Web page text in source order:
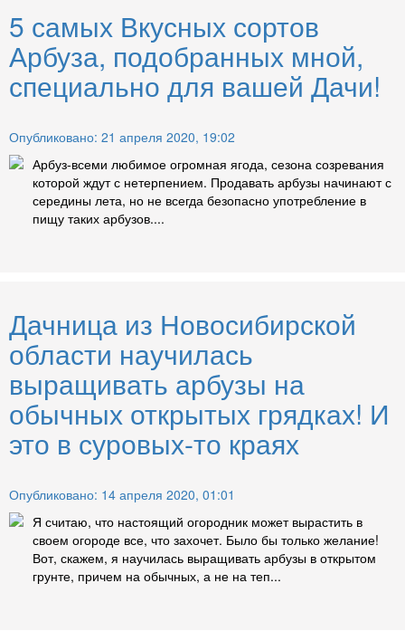
5 самых Вкусных сортов
Арбуза, подобранных мной,
специально для вашей Дачи!
Опубликовано: 21 апреля 2020, 19:02
Арбуз-всеми любимое огромная ягода, сезона созревания
которой ждут с нетерпением. Продавать арбузы начинают с
середины лета, но не всегда безопасно употребление в
пищу таких арбузов....
Дачница из Новосибирской
области научилась
выращивать арбузы на
обычных открытых грядках! И
это в суровых-то краях
Опубликовано: 14 апреля 2020, 01:01
Я считаю, что настоящий огородник может вырастить в
своем огороде все, что захочет. Было бы только желание!
Вот, скажем, я научилась выращивать арбузы в открытом
грунте, причем на обычных, а не на теп...